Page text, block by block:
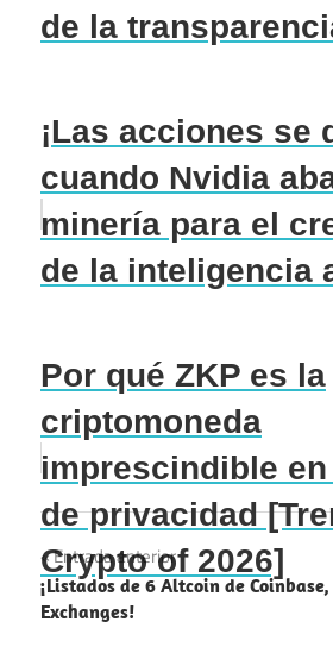
de la
¡Las acciones se
cuando Nvidia
minería para el
de la inteligencia
Por qué ZKP es la
criptomoneda
imprescindible
de privacidad
Crypto of 2026]
Navegación
de
Entrada anterior
¡Listados de 6 Altcoin de
Exchanges!